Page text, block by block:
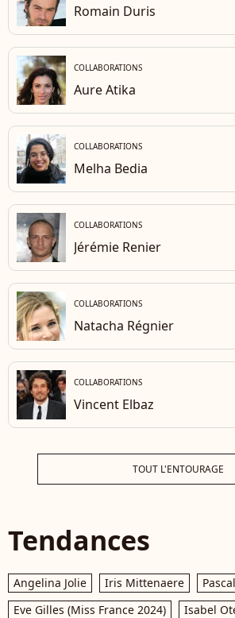
Romain Duris
COLLABORATIONS
Aure Atika
COLLABORATIONS
Melha Bedia
COLLABORATIONS
Jérémie Renier
COLLABORATIONS
Natacha Régnier
COLLABORATIONS
Vincent Elbaz
TOUT L'ENTOURAGE
Tendances
Angelina Jolie Iris Mittenaere
Eve Gilles (Miss France 2024)
Isabel